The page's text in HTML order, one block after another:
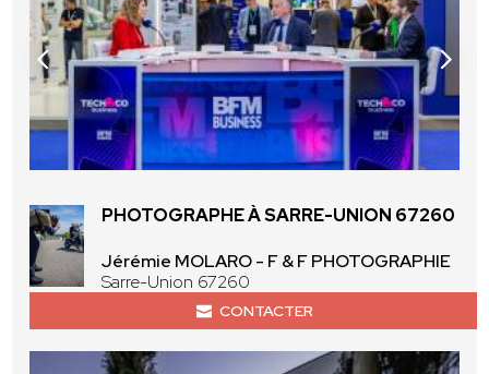
PHOTOGRAPHE À SARRE-UNION 67260
Jérémie MOLARO - F & F PHOTOGRAPHIE
Sarre-Union 67260
CONTACTER